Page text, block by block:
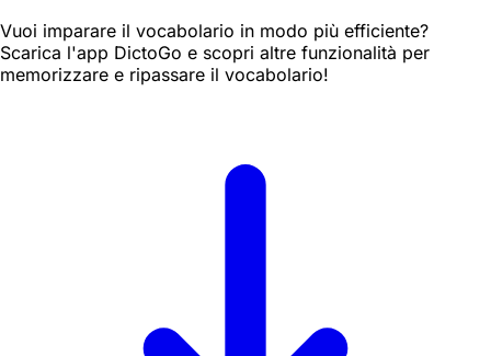
Vuoi imparare il vocabolario in modo più efficiente?
Scarica l'app DictoGo e scopri altre funzionalità per
memorizzare e ripassare il vocabolario!